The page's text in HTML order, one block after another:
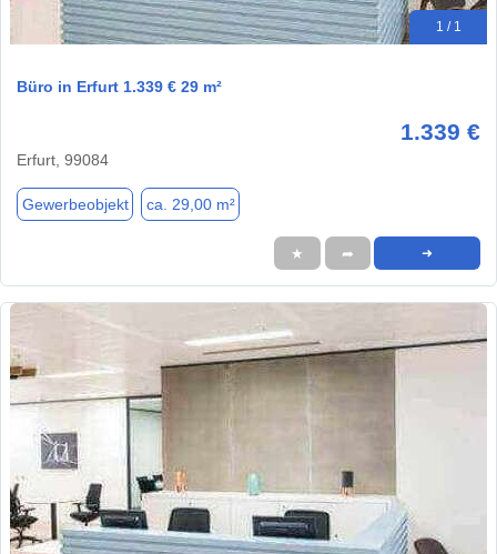
1 / 1
Büro in Erfurt 1.339 € 29 m²
1.339 €
Erfurt, 99084
Gewerbeobjekt ca. 29,00 m²
★ ➦ ➜